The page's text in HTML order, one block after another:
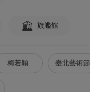
旗艦館
梅若穎 臺北藝術節